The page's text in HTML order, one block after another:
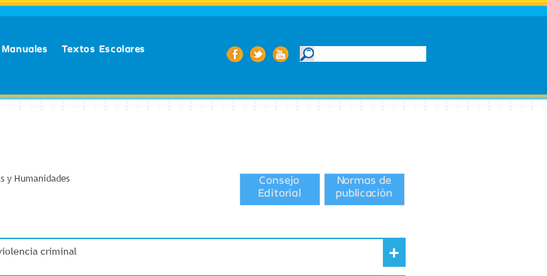
Manuales Textos Escolares
y Humanidades
Normas de
publicación
Consejo
Editorial
criminal +